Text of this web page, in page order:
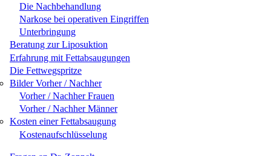
Die Nachbehandlung
Narkose bei operativen Eingriffen
Unterbringung
Beratung zur Liposuktion
Erfahrung mit Fettabsaugungen
Die Fettwegspritze
Bilder Vorher / Nachher
Vorher / Nachher Frauen
Vorher / Nachher Männer
Kosten einer Fettabsaugung
Kostenaufschlüsselung